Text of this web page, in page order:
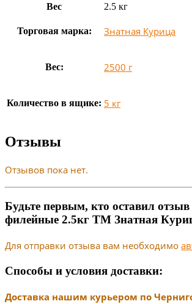
Вес 2.5 кг
Торговая марка: Знатная Курица
Вес: 2500 г
Количество в ящике: 5 кг
Отзывы
Отзывов пока нет.
Будьте первым, кто оставил
филейные 2.5кг ТМ Знатная
Для отправки отзыва вам необходимо
Способы и условия доставки:
Доставка нашим курьером по